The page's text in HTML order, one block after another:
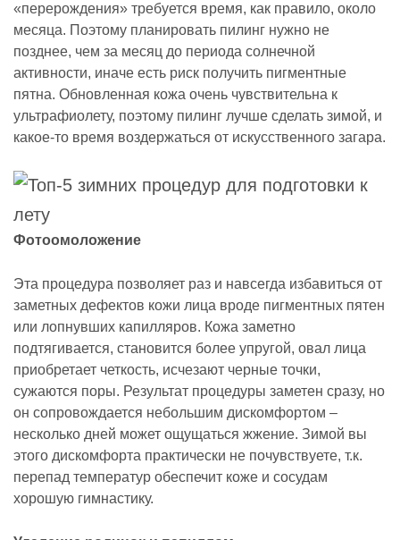
«перерождения» требуется время, как правило, около
месяца. Поэтому планировать пилинг нужно не
позднее, чем за месяц до периода солнечной
активности, иначе есть риск получить пигментные
пятна. Обновленная кожа очень чувствительна к
ультрафиолету, поэтому пилинг лучше сделать зимой, и
какое-то время воздержаться от искусственного загара.
Фотоомоложение
Эта процедура позволяет раз и навсегда избавиться от
заметных дефектов кожи лица вроде пигментных пятен
или лопнувших капилляров. Кожа заметно
подтягивается, становится более упругой, овал лица
приобретает четкость, исчезают черные точки,
сужаются поры. Результат процедуры заметен сразу, но
он сопровождается небольшим дискомфортом –
несколько дней может ощущаться жжение. Зимой вы
этого дискомфорта практически не почувствуете, т.к.
перепад температур обеспечит коже и сосудам
хорошую гимнастику.